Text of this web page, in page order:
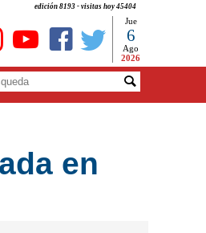
edición 8193 - visitas hoy 45404
Jue
6
Ago
2026
en